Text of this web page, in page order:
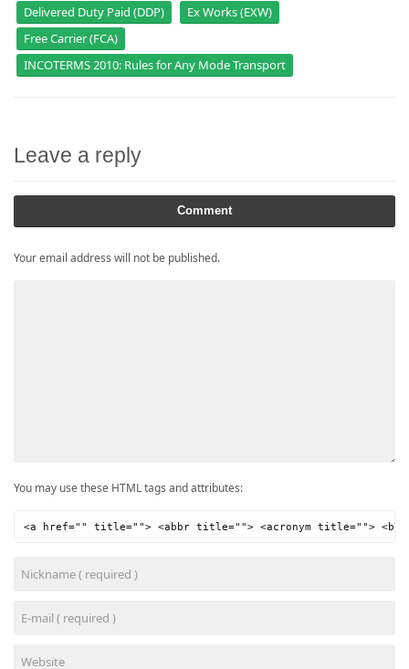
Delivered Duty Paid (DDP)
Ex Works (EXW)
Free Carrier (FCA)
INCOTERMS 2010: Rules for Any Mode Transport
Leave a reply
Comment
Your email address will not be published.
You may use these HTML tags and attributes:
<a href="" title=""> <abbr title=""> <acronym title=""> <b>